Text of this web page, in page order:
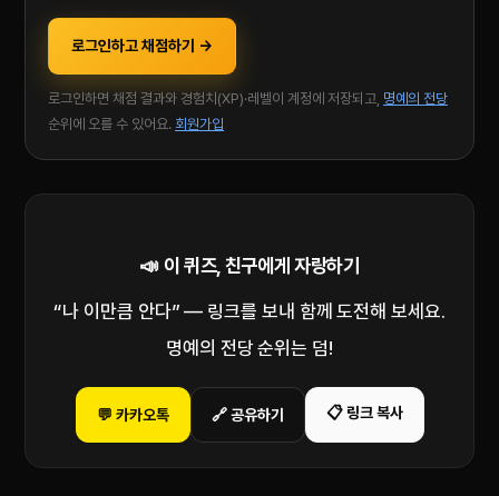
로그인하고 채점하기 →
로그인하면 채점 결과와 경험치(XP)·레벨이 계정에 저장되고, 명예의 전당
순위에 오를 수 있어요. 회원가입
📣 이 퀴즈, 친구에게 자랑하기
“나 이만큼 안다” — 링크를 보내 함께 도전해 보세요.
명예의 전당 순위는 덤!
💬 카카오톡 🔗 공유하기 📋 링크 복사